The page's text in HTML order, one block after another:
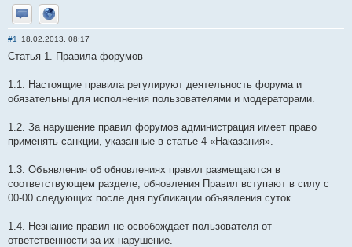
Отправить личное сообщение
Сайт
#1 18.02.2013, 08:17
Статья 1. Правила форумов
1.1. Настоящие правила регулируют деятельность форума и
обязательны для исполнения пользователями и модераторами.
1.2. За нарушение правил форумов администрация имеет право
применять санкции, указанные в статье 4 «Наказания».
1.3. Объявления об обновлениях правил размещаются в
соответствующем разделе, обновления Правил вступают в силу с
00-00 следующих после дня публикации объявления суток.
1.4. Незнание правил не освобождает пользователя от
ответственности за их нарушение.